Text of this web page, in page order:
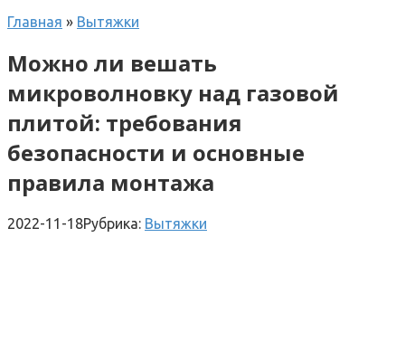
Главная » Вытяжки
Можно ли вешать
микроволновку над газовой
плитой: требования
безопасности и основные
правила монтажа
2022-11-18Рубрика: Вытяжки